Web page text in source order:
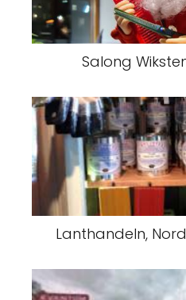
Salong
Lanthandeln,